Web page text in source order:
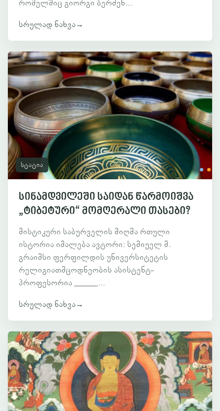
რომელშიც გიორგი ბერძენ...
სრულად ნახვა→
სტატია
სინამდვილეში საიდან წარმოიშვა
„ტიბეტური“ მომღერალი თასები?
მისტიკური საბურველის მიღმა რთული
ისტორია იმალება ავტორი: სემიუელ მ.
გრაიმსი ფერფილდის უნივერსიტეტის
რელიგიათმცოდნეობის ასისტენტ-
პროფესორია ______...
სრულად ნახვა→